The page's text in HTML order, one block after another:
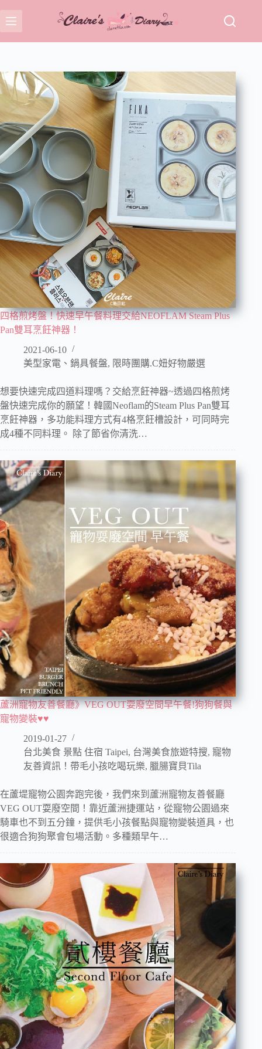
至
主
容
四格煎烤盤！快速早午餐料理交給NEOFLAM Steam Plus
Pan雙耳烹飪神器！
2021-06-10
美型家電、鍋具餐盤, 限時團購.C妞好物嚴選
想要快速完成四道料理嗎？交給烹飪神器~透過四格煎烤
盤快速完成你的願望！韓國Neoflam的Steam Plus Pan雙耳
烹飪神器，多功能料理方式有4格烹飪槽設計，可同時完
成4種不同料理。 除了節省你清洗…
蘆洲寵物友善餐廳》VEG OUT耍廢空間早午餐!狗狗餐與
寵物變裝♥♥
2019-01-27
台北美食 景點 住宿 Taipei, 台灣美食旅遊特搜, 寵物
友善資訊！帶毛小孩吃喝玩樂, 臘腸寶貝Tila
在蘆堤寵物公園奔跑完後，我們來到蘆洲寵物友善餐廳
VEG OUT耍廢空間！靠近蘆洲捷運站，從寵物公園過來
騎車也不到五分鐘，提供毛小孩餐點與寵物變裝道具，也
很適合狗狗聚會包場活動。多種類早午…